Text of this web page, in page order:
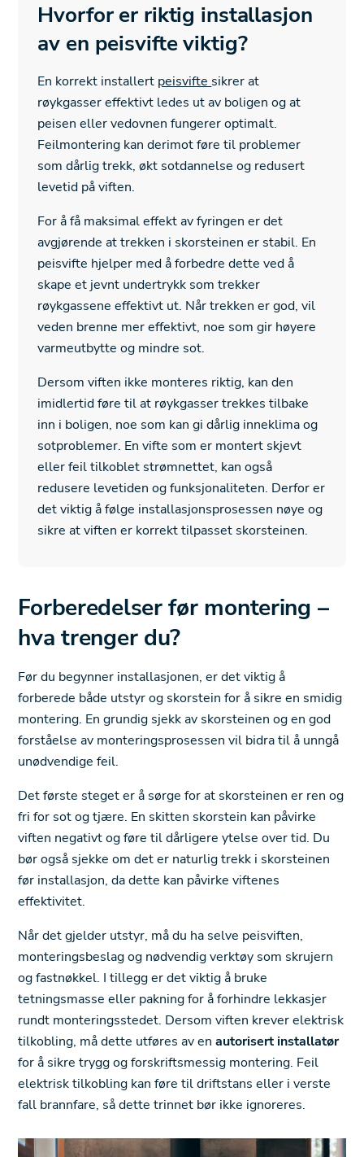
Hvorfor er riktig installasjon
av en peisvifte viktig?
En korrekt installert peisvifte sikrer at
røykgasser effektivt ledes ut av boligen og at
peisen eller vedovnen fungerer optimalt.
Feilmontering kan derimot føre til problemer
som dårlig trekk, økt sotdannelse og redusert
levetid på viften.
For å få maksimal effekt av fyringen er det
avgjørende at trekken i skorsteinen er stabil. En
peisvifte hjelper med å forbedre dette ved å
skape et jevnt undertrykk som trekker
røykgassene effektivt ut. Når trekken er god, vil
veden brenne mer effektivt, noe som gir høyere
varmeutbytte og mindre sot.
Dersom viften ikke monteres riktig, kan den
imidlertid føre til at røykgasser trekkes tilbake
inn i boligen, noe som kan gi dårlig inneklima og
sotproblemer. En vifte som er montert skjevt
eller feil tilkoblet strømnettet, kan også
redusere levetiden og funksjonaliteten. Derfor er
det viktig å følge installasjonsprosessen nøye og
sikre at viften er korrekt tilpasset skorsteinen.
Forberedelser før montering –
hva trenger du?
Før du begynner installasjonen, er det viktig å
forberede både utstyr og skorstein for å sikre en smidig
montering. En grundig sjekk av skorsteinen og en god
forståelse av monteringsprosessen vil bidra til å unngå
unødvendige feil.
Det første steget er å sørge for at skorsteinen er ren og
fri for sot og tjære. En skitten skorstein kan påvirke
viften negativt og føre til dårligere ytelse over tid. Du
bør også sjekke om det er naturlig trekk i skorsteinen
før installasjon, da dette kan påvirke viftenes
effektivitet.
Når det gjelder utstyr, må du ha selve peisviften,
monteringsbeslag og nødvendig verktøy som skrujern
og fastnøkkel. I tillegg er det viktig å bruke
tetningsmasse eller pakning for å forhindre lekkasjer
rundt monteringsstedet. Dersom viften krever elektrisk
tilkobling, må dette utføres av enautorisert installatør
for å sikre trygg og forskriftsmessig montering. Feil
elektrisk tilkobling kan føre til driftstans eller i verste
fall brannfare, så dette trinnet bør ikke ignoreres.